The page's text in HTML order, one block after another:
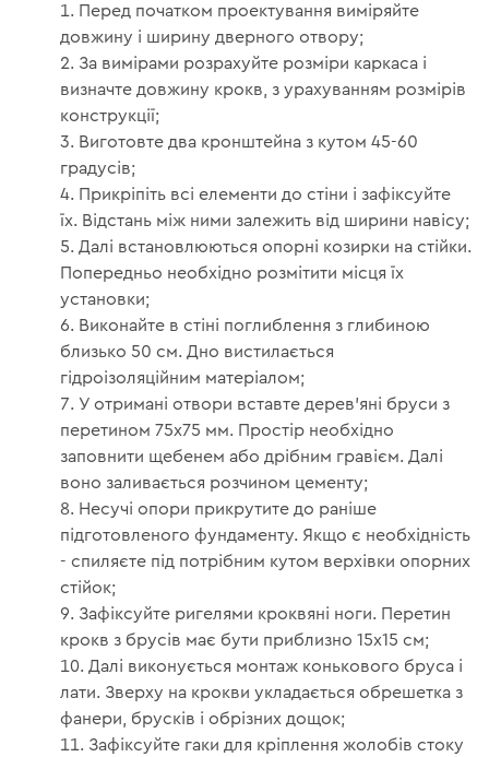
Перед початком проектування виміряйте
довжину і ширину дверного отвору;
За вимірами розрахуйте розміри каркаса і
визначте довжину крокв, з урахуванням розмірів
конструкції;
Виготовте два кронштейна з кутом 45-60
градусів;
Прикріпіть всі елементи до стіни і зафіксуйте
їх. Відстань між ними залежить від ширини навісу;
Далі встановлюються опорні козирки на стійки.
Попередньо необхідно розмітити місця їх
установки;
Виконайте в стіні поглиблення з глибиною
близько 50 см. Дно вистилається
гідроізоляційним матеріалом;
У отримані отвори вставте дерев'яні бруси з
перетином 75х75 мм. Простір необхідно
заповнити щебенем або дрібним гравієм. Далі
воно заливається розчином цементу;
Несучі опори прикрутите до раніше
підготовленого фундаменту. Якщо є необхідність
- спиляєте під потрібним кутом верхівки опорних
стійок;
Зафіксуйте ригелями кроквяні ноги. Перетин
крокв з брусів має бути приблизно 15х15 см;
Далі виконується монтаж конькового бруса і
лати. Зверху на крокви укладається обрешетка з
фанери, брусків і обрізних дощок;
Зафіксуйте гаки для кріплення жолобів стоку